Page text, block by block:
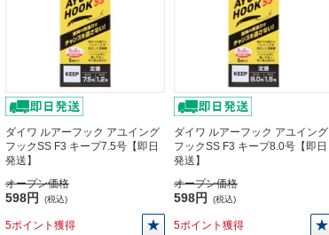
ダイワ ルアーフック アユイング
フックSS F3 キープ7.5号【即日
発送】
オープン価格
598円 (税込)
5ポイント獲得
ダイワ ルアーフック アユイング
フックSS F3 キープ8.0号【即日
発送】
オープン価格
598円 (税込)
5ポイント獲得